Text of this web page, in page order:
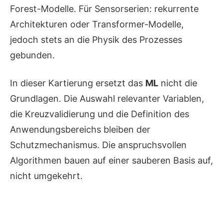
Forest-Modelle. Für Sensorserien: rekurrente
Architekturen oder Transformer-Modelle,
jedoch stets an die Physik des Prozesses
gebunden.
In dieser Kartierung ersetzt das ML nicht die
Grundlagen. Die Auswahl relevanter Variablen,
die Kreuzvalidierung und die Definition des
Anwendungsbereichs bleiben der
Schutzmechanismus. Die anspruchsvollen
Algorithmen bauen auf einer sauberen Basis auf,
nicht umgekehrt.